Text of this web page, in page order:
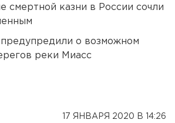
смертной казни в России сочли
о возможном
реки Миасс
17 ЯНВАРЯ 2020 В 14:26